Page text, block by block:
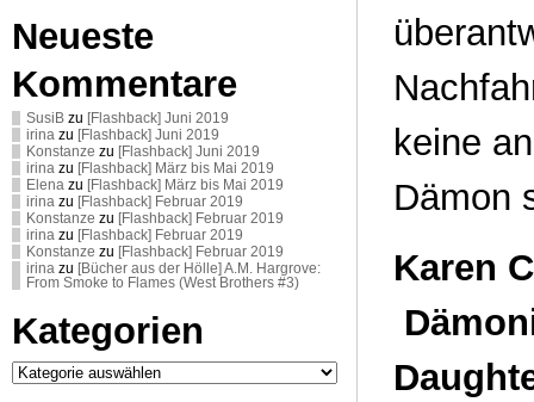
Neueste
Kommentare
SusiB zu [Flashback] Juni 2019
irina zu [Flashback] Juni 2019
Konstanze zu [Flashback] Juni 2019
irina zu [Flashback] März bis Mai 2019
Elena zu [Flashback] März bis Mai 2019
irina zu [Flashback] Februar 2019
Konstanze zu [Flashback] Februar 2019
irina zu [Flashback] Februar 2019
Konstanze zu [Flashback] Februar 2019
irina zu [Bücher aus der Hölle] A.M. Hargrove:
From Smoke to Flames (West Brothers #3)
Kategorien
Kategorien
keine
Dämon
Karen